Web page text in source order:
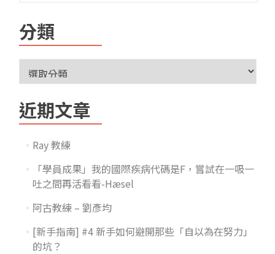
分類
近期文章
Ray 教練
「學員成果」我的國際疾病代碼是F，嘗試在一吸一
吐之間再活看看-Hæsel
阿古教練 – 劉彥均
[新手指南] #4 新手如何避開那些「自以為在努力」
的坑？